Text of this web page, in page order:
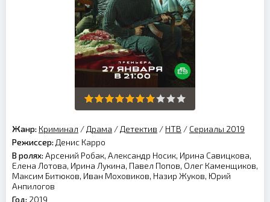
Жанр: Криминал / Драма / Детектив / НТВ / Сериалы 2019
Режиссер: Денис Карро
В ролях: Арсений Робак, Александр Носик, Ирина Савицкова,
Елена Лотова, Ирина Лукина, Павел Попов, Олег Каменщиков,
Максим Битюков, Иван Моховиков, Назир Жуков, Юрий
Анпилогов
Год: 2019